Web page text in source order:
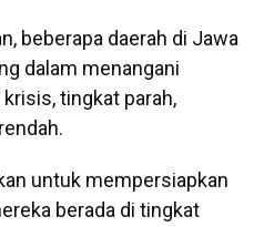
beberapa daerah di Jawa
dalam menangani
tingkat parah,
untuk mempersiapkan
berada di tingkat